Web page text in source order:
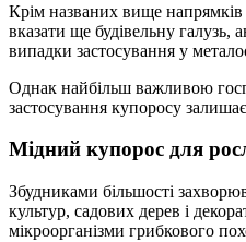
Крім названих вище напрямків
вказати ще будівельну галузь,
випадки застосування у
Однак найбільш важливою
застосування купоросу
Мідний купорос для
Збудниками більшості
культур, садових дерев і
мікроорганізми грибкового